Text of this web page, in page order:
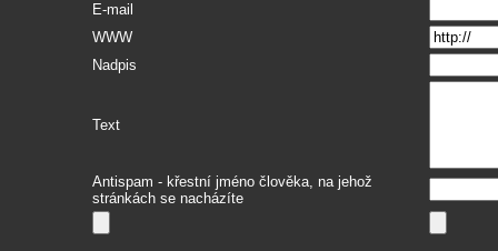
E-mail
WWW
Nadpis
Text
Antispam - křestní jméno člověka, na jehož
stránkách se nacházíte